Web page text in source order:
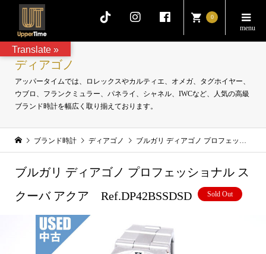
0
ディアゴノ
アッパータイムでは、ロレックスやカルティエ、オメガ、タグホイヤー、
ウブロ、フランクミュラー、パネライ、シャネル、IWCなど、人気の高級
ブランド時計を幅広く取り揃えております。
ブランド時計 ディアゴノ ブルガリ ディアゴノ プロフェッショナル スクーバ アクア Ref.DP42BSSDSD
ブルガリ ディアゴノ プロフェッショナル ス
クーバ アクア Ref.DP42BSSDSD
Sold Out
Translate »